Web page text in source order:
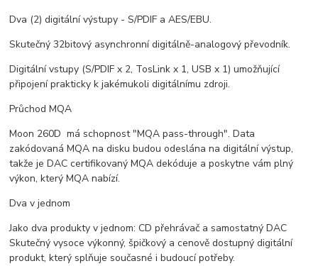
Dva (2) digitální výstupy - S/PDIF a AES/EBU.
Skutečný 32bitový asynchronní digitálně-analogový převodník.
Digitální vstupy (S/PDIF x 2, TosLink x 1, USB x 1) umožňující
připojení prakticky k jakémukoli digitálnímu zdroji.
Průchod MQA
Moon 260D má schopnost "MQA pass-through". Data
zakódovaná MQA na disku budou odeslána na digitální výstup,
takže je DAC certifikovaný MQA dekóduje a poskytne vám plný
výkon, který MQA nabízí.
Dva v jednom
Jako dva produkty v jednom: CD přehrávač a samostatný DAC
Skutečný vysoce výkonný, špičkový a cenově dostupný digitální
produkt, který splňuje současné i budoucí potřeby.